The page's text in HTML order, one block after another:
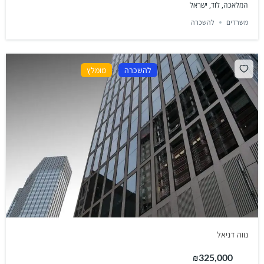
המלאכה, לוד, ישראל
משרדים להשכרה
להשכרה מומלץ
נווה דניאל
₪325,000